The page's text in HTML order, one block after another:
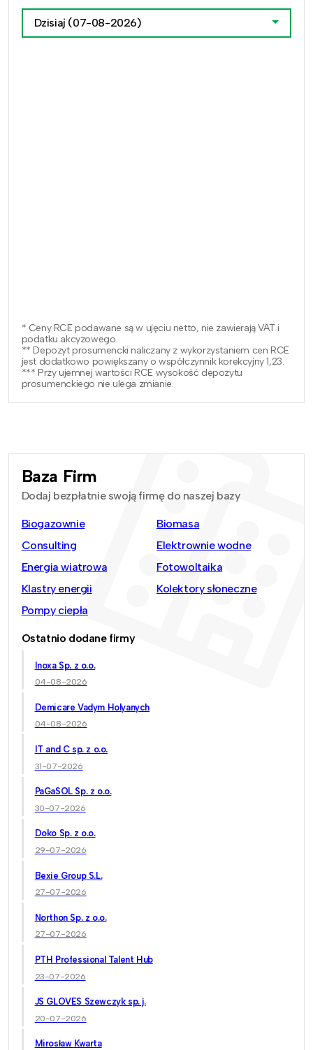
Dzisiaj (07-08-2026)
* Ceny RCE podawane są w ujęciu netto, nie zawierają VAT i
podatku akcyzowego.
** Depozyt prosumencki naliczany z wykorzystaniem cen RCE
jest dodatkowo powiększany o współczynnik korekcyjny 1,23.
*** Przy ujemnej wartości RCE wysokość depozytu
prosumenckiego nie ulega zmianie.
Baza Firm
Dodaj bezpłatnie swoją firmę do naszej bazy
Biogazownie
Biomasa
Consulting
Elektrownie wodne
Energia wiatrowa
Fotowoltaika
Klastry energii
Kolektory słoneczne
Pompy ciepła
Ostatnio dodane firmy
Inoxa Sp. z o.o.
04-08-2026
Demicare Vadym Holyanych
04-08-2026
IT and C sp. z o.o.
31-07-2026
PaGaSOL Sp. z o.o.
30-07-2026
Doko Sp. z o.o.
29-07-2026
Bexie Group S.L.
27-07-2026
Northon Sp. z o.o.
27-07-2026
PTH Professional Talent Hub
23-07-2026
JS GLOVES Szewczyk sp. j.
20-07-2026
Mirosław Kwarta